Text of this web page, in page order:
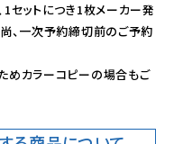
セットにつき1枚メーカー発
、一次予約締切前のご予約
めカラーコピーの場合もご